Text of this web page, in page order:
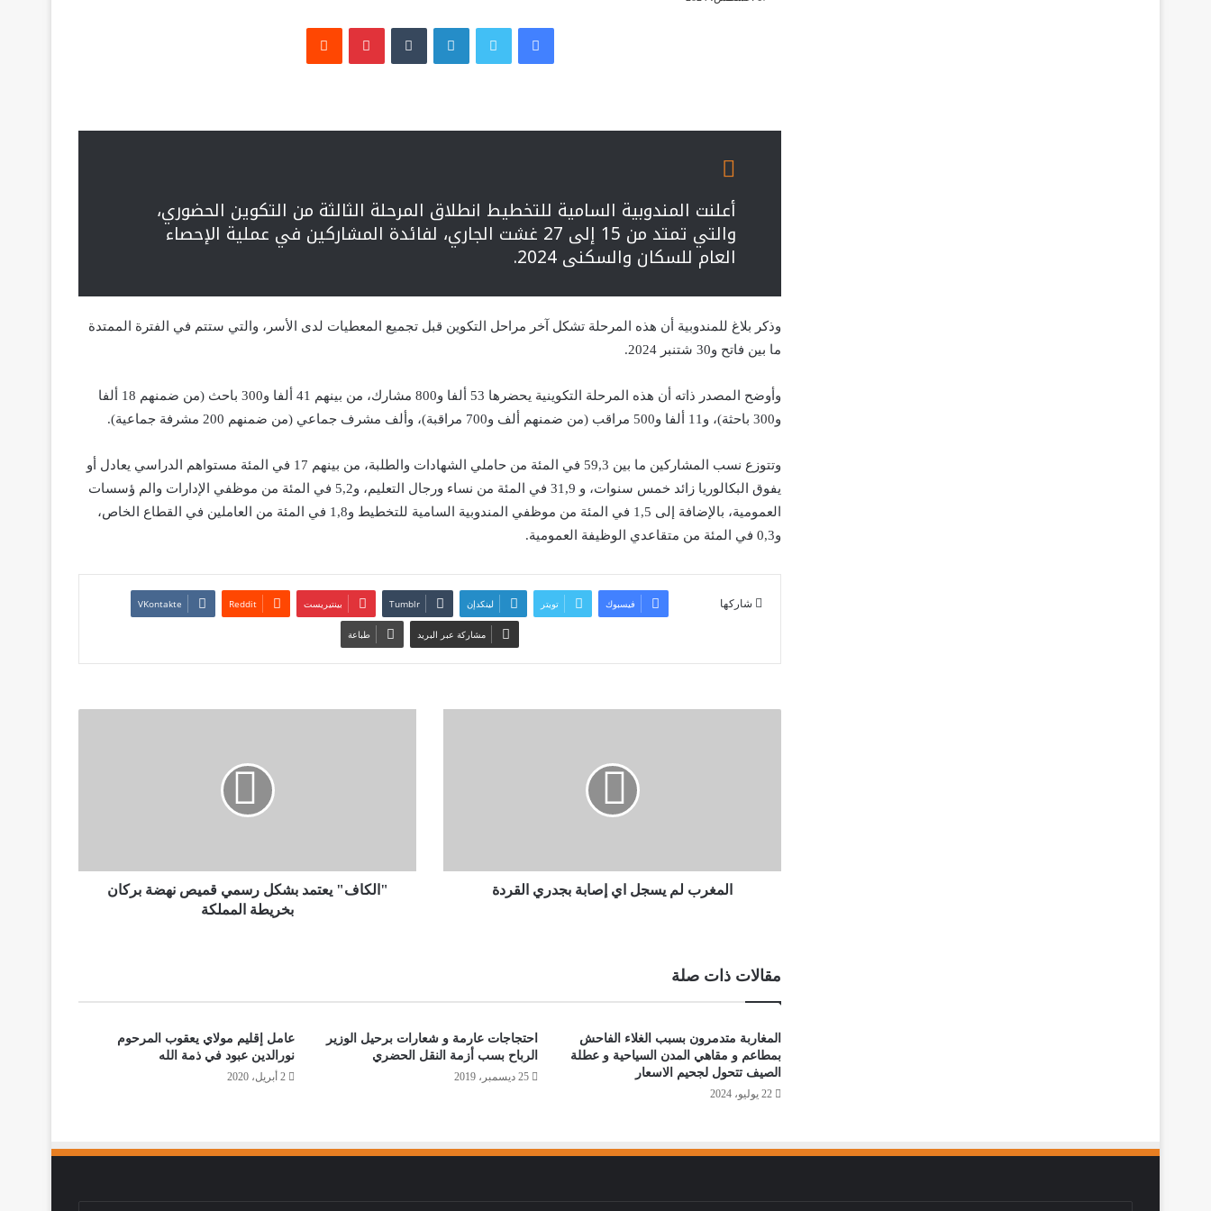
فيسبوك تويتر لينكدإن بينتيريست
أعلنت المندوبية السامية للتخطيط انطلاق المرحلة الثالثة من التكوين الحضوري،
والتي تمتد من 15 إلى 27 غشت الجاري، لفائدة المشاركين في عملية الإحصاء
العام للسكان والسكنى 2024.
وذكر بلاغ للمندوبية أن هذه المرحلة تشكل آخر مراحل التكوين قبل تجميع المعطيات لدى الأسر، والتي ستتم في الفترة الممتدة
ما بين فاتح و30 شتنبر 2024.
وأوضح المصدر ذاته أن هذه المرحلة التكوينية يحضرها 53 ألفا و800 مشارك، من بينهم 41 ألفا و300 باحث (من ضمنهم 18 ألفا
و300 باحثة)، و11 ألفا و500 مراقب (من ضمنهم ألف و700 مراقبة)، وألف مشرف جماعي (من ضمنهم 200 مشرفة جماعية).
وتتوزع نسب المشاركين ما بين 59,3 في المئة من حاملي الشهادات والطلبة، من بينهم 17 في المئة مستواهم الدراسي يعادل أو
يفوق البكالوريا زائد خمس سنوات، و 31,9 في المئة من نساء ورجال التعليم، و5,2 في المئة من موظفي الإدارات والم ؤسسات
العمومية، بالإضافة إلى 1,5 في المئة من موظفي المندوبية السامية للتخطيط و1,8 في المئة من العاملين في القطاع الخاص،
و0,3 في المئة من متقاعدي الوظيفة العمومية.
شاركها فيسبوك تويتر لينكدإن بينتيريست
مشاركة عبر البريد طباعة
المغرب لم يسجل اي إصابة بجدري القردة
"الكاف" يعتمد بشكل رسمي قميص نهضة بركان
بخريطة المملكة
مقالات ذات صلة
المغاربة متدمرون بسبب الغلاء الفاحش
بمطاعم و مقاهي المدن السياحية و عطلة
الصيف تتحول لجحيم الاسعار
22 يوليو، 2024
احتجاجات عارمة و شعارات برحيل الوزير
الرباح بسب أزمة النقل الحضري
25 ديسمبر، 2019
عامل إقليم مولاي يعقوب المرحوم
نورالدين عبود في ذمة الله
2 أبريل، 2020